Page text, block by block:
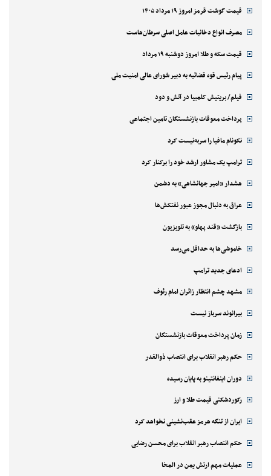
قیمت گوشت قرمز امروز ۱۹ مرداد ۱۴۰۵
مصرف انواع دخانیات عامل اصلی سرطان‌هاست
قیمت سکه و طلا امروز دوشنبه ۱۹ مرداد
پیام رئیس قوه قضائیه به دبیر شورای عالی امنیت ملی
فیلم/ بریتیش کلمبیا در آتش و دود
پرداخت معوقات بازنشستگان تامین اجتماعی
نکونام مافیا را سربه‌نیست کرد
ترامپ یک مشاور ارشد خود را برکنار کرد
هشدار «امیر جهانشاهی» به دشمن
عراق به دنبال مجوز عبور نفتکش‌ها
بازگشت «قند پهلو» به تلویزیون
خاموشی‌ها به حداقل می‌رسد
ادعای جدید ترامپ
مشهد چشم انتظار زائران امام رئوف
بیرانوند سرباز نیست
زمان پرداخت معوقات بازنشستگان
حکم رهبر انقلاب برای انتصاب ذوالقدر
دوران اینفانتینو به پایان رسیده
رکوردشکنی قیمت طلا و ارز
ایران از تنگه هرمز عقب‌نشینی نخواهد کرد
حکم انتصاب رهبر انقلاب برای محسن رضایی
عملیات مهم ارتش یمن در المخا